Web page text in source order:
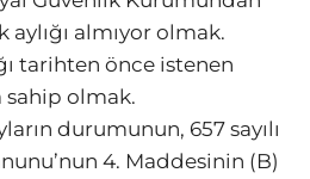
aylığı almıyor olmak.
tarihten önce istenen
sahip olmak.
durumunun, 657 sayılı
4. Maddesinin (B)